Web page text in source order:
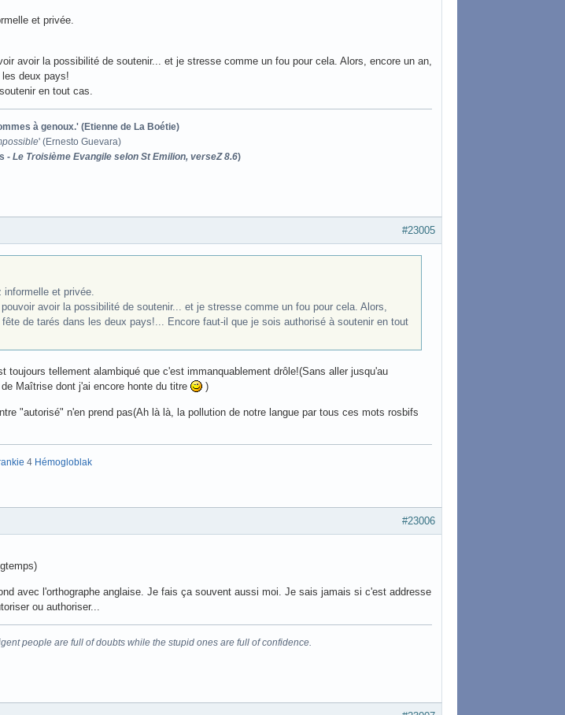
et privée.
avoir la possibilité de soutenir... et je stresse comme un fou pour cela. Alors, encore un an,
deux pays!
en tout cas.
à genoux.' (Etienne de La Boétie)
' (Ernesto Guevara)
- Le Troisième Evangile selon St Emilion, verseZ 8.6)
#23005
et privée.
avoir la possibilité de soutenir... et je stresse comme un fou pour cela. Alors,
de tarés dans les deux pays!... Encore faut-il que je sois authorisé à soutenir en tout
toujours tellement alambiqué que c'est immanquablement drôle!(Sans aller jusqu'au
Maîtrise dont j'ai encore honte du titre
)
"autorisé" n'en prend pas(Ah là là, la pollution de notre langue par tous ces mots rosbifs
4 Hémogloblak
#23006
avec l'orthographe anglaise. Je fais ça souvent aussi moi. Je sais jamais si c'est addresse
ou authoriser...
people are full of doubts while the stupid ones are full of confidence.